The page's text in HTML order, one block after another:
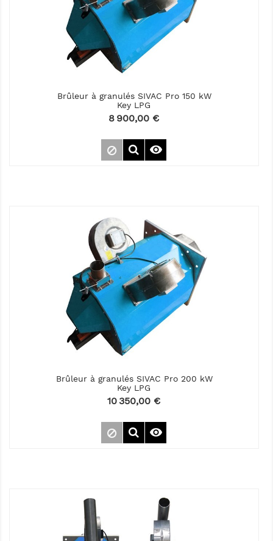
Brûleur à granulés SIVAC Pro 150 kW
Key LPG
Prix
8 900,00 €

Brûleur à granulés SIVAC Pro 200 kW
Key LPG
Prix
10 350,00 €
